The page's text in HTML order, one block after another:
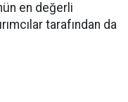
en değerli
tarafından da